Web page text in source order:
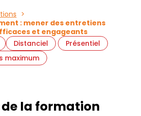
: mener des entretiens
et engageants
Distanciel
Présentiel
maximum
la formation